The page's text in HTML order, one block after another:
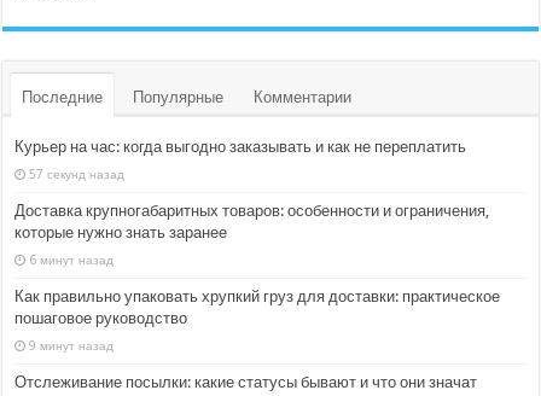
Последние Популярные Комментарии
Курьер на час: когда выгодно заказывать и как не переплатить
57 секунд назад
Доставка крупногабаритных товаров: особенности и ограничения,
которые нужно знать заранее
6 минут назад
Как правильно упаковать хрупкий груз для доставки: практическое
пошаговое руководство
9 минут назад
Отслеживание посылки: какие статусы бывают и что они значат